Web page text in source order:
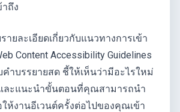
ถึง
ยละเอียดเกี่ยวกับแนวทางการเข้า
Content Accessibility Guidelines
คำบรรยายสด ชี้ให้เห็นว่ามีอะไรใหม่
และแนะนำขั้นตอนที่คุณสามารถนำ
ให้งานอีเวนต์ครั้งต่อไปของคุณเข้า